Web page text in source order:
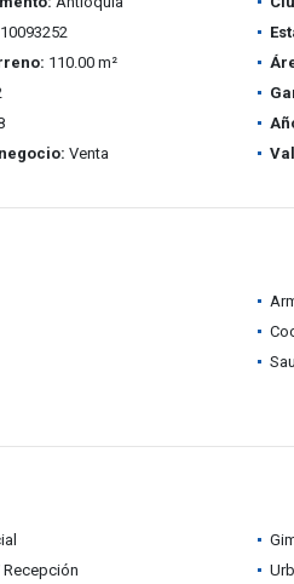
10093252
110.00 m²
Venta
Recepción